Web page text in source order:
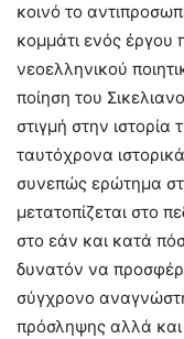
κοινό το
κομμάτι ενός έργου
νεοελληνικού
ποίηση του
στιγμή στην ιστορία
ταυτόχρονα
συνεπώς ερώτημα
μετατοπίζεται στο
στο εάν και κατά
δυνατόν να
σύγχρονο
πρόσληψης αλλά και